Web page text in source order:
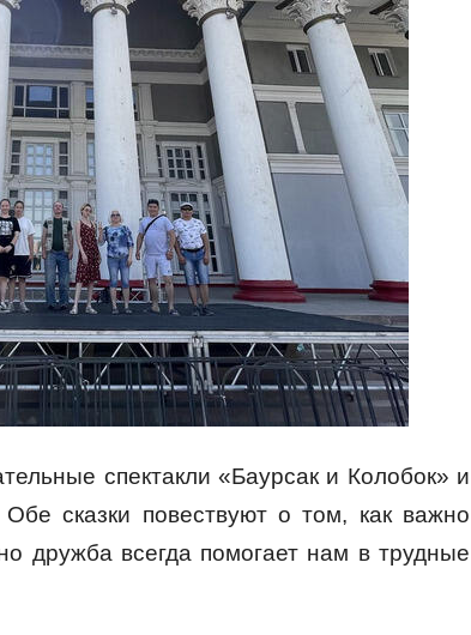
спектакли «Баурсак и Колобок» и
сказки повествуют о том, как важно
дружба всегда помогает нам в трудные